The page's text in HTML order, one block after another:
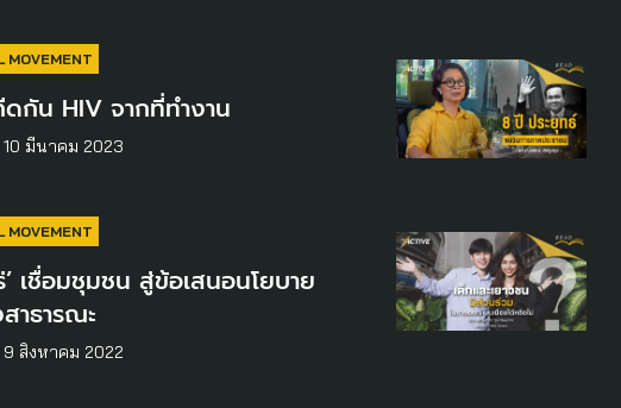
MOVEMENT
กัน HIV จากที่ทำงาน
10 มีนาคม 2023
MOVEMENT
ร่’ เชื่อมชุมชน สู่ข้อเสนอนโยบาย
าธารณะ
9 สิงหาคม 2022